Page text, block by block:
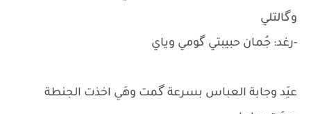
وگالتلي
-رغد: جُمان حبيبتي گومي وياي
عيَد وجابة العباس بسرعة گمت وهَي اخذت الجنطة